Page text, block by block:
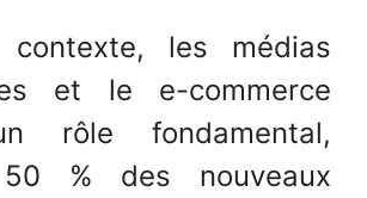
les médias
et le e-commerce
rôle fondamental,
% des nouveaux